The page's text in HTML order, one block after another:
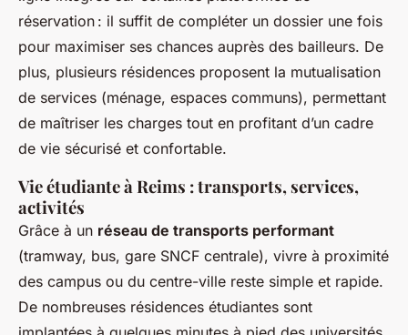
réservation : il suffit de compléter un dossier une fois
pour maximiser ses chances auprès des bailleurs. De
plus, plusieurs résidences proposent la mutualisation
de services (ménage, espaces communs), permettant
de maîtriser les charges tout en profitant d’un cadre
de vie sécurisé et confortable.
Vie étudiante à Reims : transports, services,
activités
Grâce à un réseau de transports performant
(tramway, bus, gare SNCF centrale), vivre à proximité
des campus ou du centre-ville reste simple et rapide.
De nombreuses résidences étudiantes sont